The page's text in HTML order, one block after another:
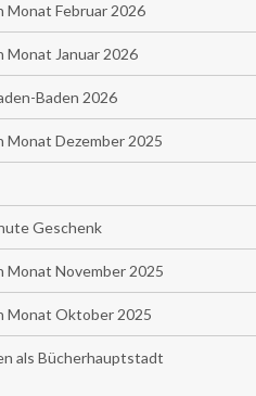
Februar 2026
Januar 2026
Baden 2026
Dezember 2025
Geschenk
November 2025
Monat Oktober 2025
als Bücherhauptstadt